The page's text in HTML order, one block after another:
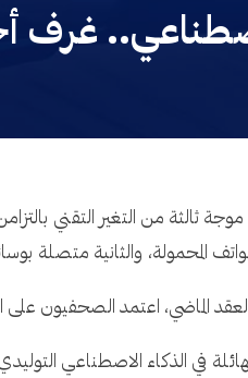
غرف
ثالثة من التغير التقني
المحمولة، والثانية متصلة
الماضي، اعتمد الصحفيون
في الذكاء الاصطناعي